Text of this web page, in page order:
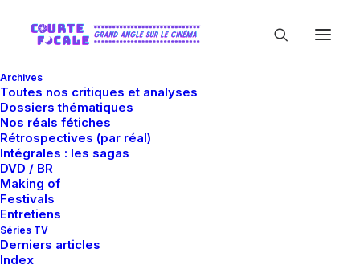
Archives
Toutes nos critiques et analyses
Dossiers thématiques
Nos réals fétiches
Rétrospectives (par réal)
Intégrales : les sagas
DVD / BR
Making of
Festivals
Entretiens
Séries TV
Derniers articles
Index